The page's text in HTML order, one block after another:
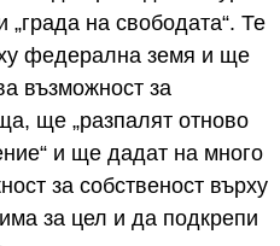
на свободата“. Те
федерална земя и ще
възможност за
ще „разпалят отново
и ще дадат на много
за собственост върху
за цел и да подкрепи